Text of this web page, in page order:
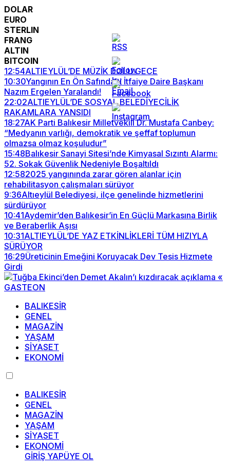
DOLAR
EURO
STERLIN
FRANG
ALTIN
BITCOIN
12:54ALTIEYLÜL’DE MÜZİK DOLU GECE
10:30Yangının En Ön Safındaki İtfaiye Daire Başkanı
Nazım Ergelen Yaralandı!
22:02ALTIEYLÜL’DE SOSYAL BELEDİYECİLİK
RAKAMLARA YANSIDI
18:27AK Parti Balıkesir Milletvekili Dr. Mustafa Canbey:
“Medyanın varlığı, demokratik ve şeffaf toplumun
olmazsa olmaz koşuludur”
15:48Balıkesir Sanayi Sitesi’nde Kimyasal Sızıntı Alarmı:
52. Sokak Güvenlik Nedeniyle Boşaltıldı
12:582025 yangınında zarar gören alanlar için
rehabilitasyon çalışmaları sürüyor
9:36Altıeylül Belediyesi, ilçe genelinde hizmetlerini
sürdürüyor
10:41Aydemir’den Balıkesir’in En Güçlü Markasına Birlik
ve Beraberlik Aşısı
10:31ALTIEYLÜL’DE YAZ ETKİNLİKLERİ TÜM HIZIYLA
SÜRÜYOR
16:29Üreticinin Emeğini Koruyacak Dev Tesis Hizmete
Girdi
BALIKESİR
GENEL
MAGAZİN
YAŞAM
SİYASET
EKONOMİ
BALIKESİR
GENEL
MAGAZİN
YAŞAM
SİYASET
EKONOMİ
GİRİŞ YAPÜYE OL